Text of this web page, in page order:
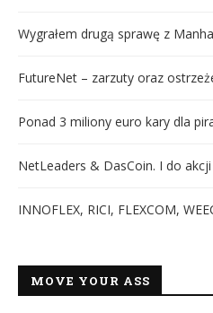
Wygrałem drugą sprawę z
FutureNet – zarzuty oraz
Ponad 3 miliony euro kary dla
NetLeaders & DasCoin. I do
INNOFLEX, RICI, FLEXCOM,
MOVE YOUR ASS